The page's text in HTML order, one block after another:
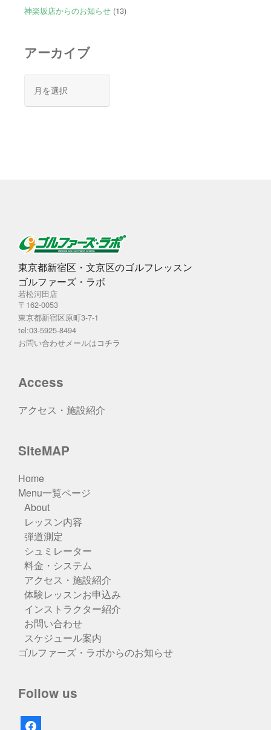
神楽坂店からのお知らせ(13)
アーカイブ
カ
東京都新宿区・文京区のゴルフレッスン
ゴルファーズ・ラボ
若松河田店
〒162-0053
東京都新宿区原町3-7-1
tel:03-5925-8494
お問い合わせメールはコチラ
Access
アクセス・施設紹介
SiteMAP
Home
Menu一覧ページ
About
レッスン内容
弾道測定
シュミレーター
料金・システム
アクセス・施設紹介
体験レッスンお申込み
インストラクター紹介
お問い合わせ
スケジュール案内
ゴルファーズ・ラボからのお知らせ
Follow us
facebook